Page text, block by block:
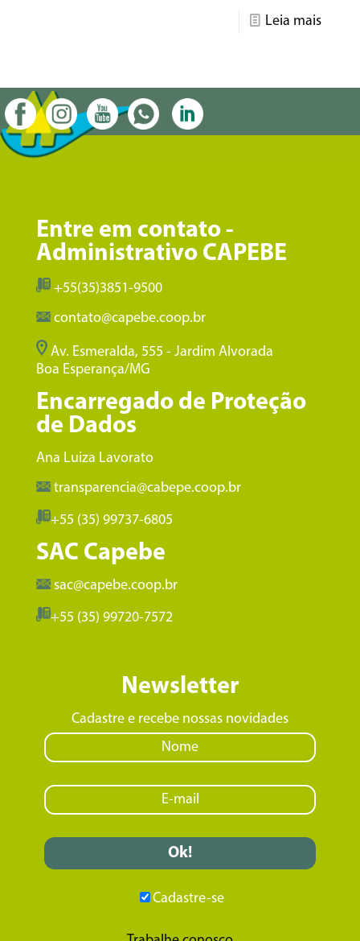
Leia mais
Entre em contato -
Administrativo CAPEBE
+55(35)3851-9500
contato@capebe.coop.br
Av. Esmeralda, 555 - Jardim Alvorada
Boa Esperança/MG
Encarregado de Proteção
de Dados
Ana Luiza Lavorato
transparencia@cabepe.coop.br
+55 (35) 99737-6805
SAC Capebe
sac@capebe.coop.br
+55 (35) 99720-7572
Newsletter
Cadastre e recebe nossas novidades
Cadastre-se